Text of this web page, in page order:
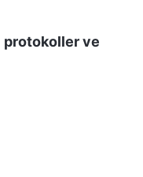
protokoller ve